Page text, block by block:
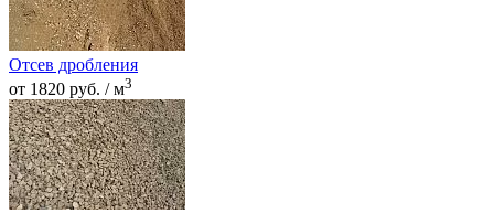
Отсев дробления
от 1820 руб. / м3